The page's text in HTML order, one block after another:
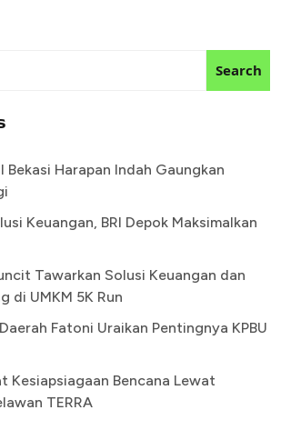
Search
Bekasi Harapan Indah Gaungkan
Keuangan, BRI Depok Maksimalkan
Tawarkan Solusi Keuangan dan
di UMKM 5K Run
Fatoni Uraikan Pentingnya KPBU
Kesiapsiagaan Bencana Lewat
TERRA